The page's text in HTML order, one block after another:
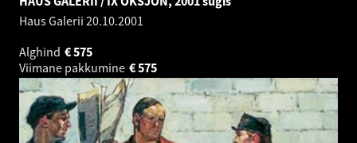
Haus Galerii 20.10.2001
Alghind
575
€
Viimane pakkumine
575
€